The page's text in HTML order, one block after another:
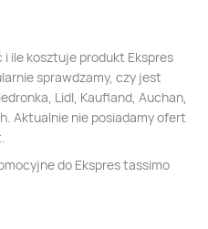
ile kosztuje produkt Ekspres
sprawdzamy, czy jest
Lidl, Kaufland, Auchan,
Aktualnie nie posiadamy ofert
do Ekspres tassimo